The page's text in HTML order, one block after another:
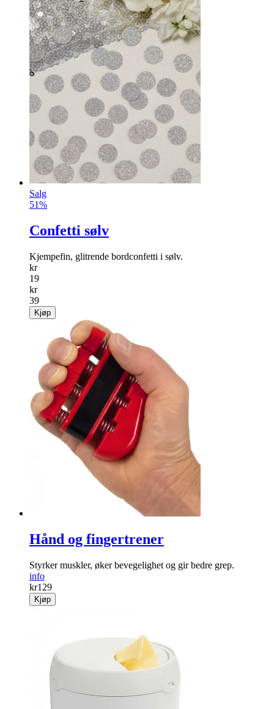
Salg
51%
Confetti sølv
Kjempefin, glitrende bordconfetti i sølv.
kr
19
kr
39
Kjøp
Hånd og fingertrener
Styrker muskler, øker bevegelighet og gir bedre grep.
info
kr129
Kjøp